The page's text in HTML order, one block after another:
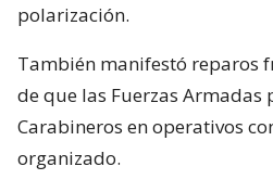
polarización.
También manifestó reparos
de que las Fuerzas
Carabineros en operativos
organizado.